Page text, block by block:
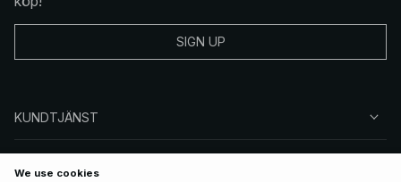
SIGN UP
KUNDTJÄNST